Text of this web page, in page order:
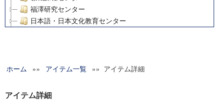
福澤研究センター
日本語・日本文化教育センター
グローバルリサーチインスティテュート
科学研究費補助金研究成果報告書
ホーム »» アイテム一覧 »» アイテム詳細
アイテム詳細